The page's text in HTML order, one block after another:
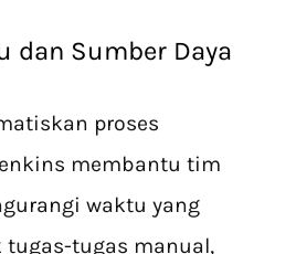
dan Sumber Daya
proses
membantu tim
waktu yang
tugas manual,